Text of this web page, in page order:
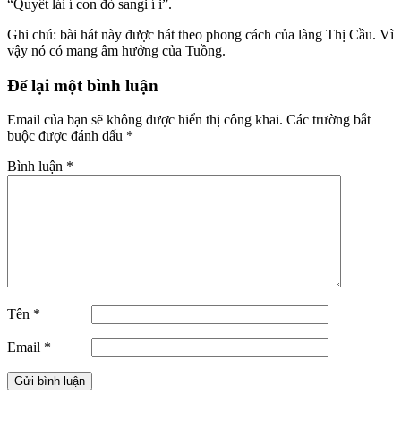
“Quyết lái í con đò sangi í i”.
Ghi chú: bài hát này được hát theo phong cách của làng Thị Cầu. Vì
vậy nó có mang âm hưởng của Tuồng.
Để lại một bình luận
Email của bạn sẽ không được hiển thị công khai. Các trường bắt
buộc được đánh dấu *
Bình luận *
Tên *
Email *